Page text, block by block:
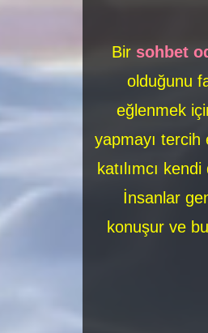
Bir sohbet
olduğunu
eğlenmek
yapmayı tercih
katılımcı
İnsanlar
konuşur ve